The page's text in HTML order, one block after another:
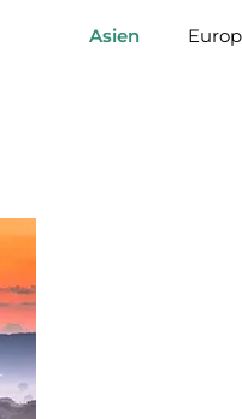
Asien